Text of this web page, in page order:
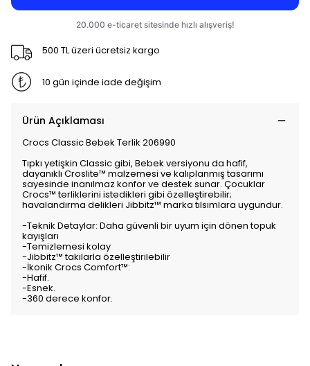
500 TL üzeri ücretsiz kargo
10 gün içinde iade değişim
Ürün Açıklaması
Crocs Classic Bebek Terlik 206990
Tıpkı yetişkin Classic gibi, Bebek versiyonu da hafif,
dayanıklı Croslite™ malzemesi ve kalıplanmış tasarımı
sayesinde inanılmaz konfor ve destek sunar. Çocuklar
Crocs™ terliklerini istedikleri gibi özelleştirebilir;
havalandırma delikleri Jibbitz™ marka tılsımlara uygundur.
-Teknik Detaylar: Daha güvenli bir uyum için dönen topuk
kayışları
-Temizlemesi kolay
-Jibbitz™ takılarla özelleştirilebilir
-İkonik Crocs Comfort™:
-Hafif.
-Esnek.
-360 derece konfor.